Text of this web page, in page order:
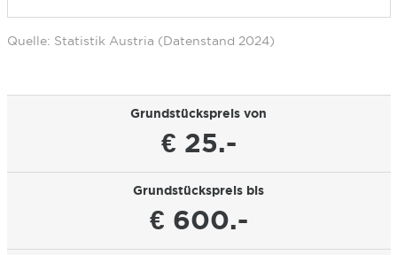
Quelle: Statistik Austria (Datenstand 2024)
Grundstückspreis von
€ 25.-
Grundstückspreis bis
€ 600.-